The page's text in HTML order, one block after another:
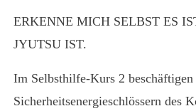
ERKENNE MICH SELBST ES
JYUTSU IST.
Im Selbsthilfe-Kurs 2
Sicherheitsenergieschlössern des